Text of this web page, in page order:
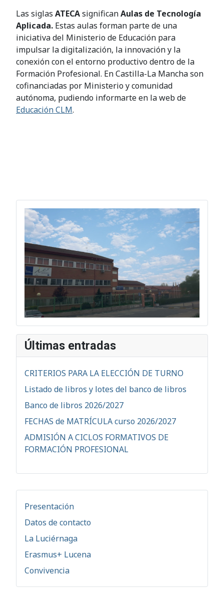
Presentación
Datos de contacto
La Luciérnaga
Erasmus+ Lucena
Convivencia
Las siglas ATECAsignificanAulas de Tecnología
Aplicada. Estas aulas forman parte de una
iniciativa del Ministerio de Educación para
impulsar la digitalización, la innovación y la
conexión con el entorno productivo dentro de la
Formación Profesional. En Castilla-La Mancha son
cofinanciadas por Ministerio y comunidad
autónoma, pudiendo informarte en la web de
Educación CLM.
Últimas entradas
CRITERIOS PARA LA ELECCIÓN DE TURNO
Listado de libros y lotes del banco de libros
Banco de libros 2026/2027
FECHAS de MATRÍCULA curso 2026/2027
ADMISIÓN A CICLOS FORMATIVOS DE
FORMACIÓN PROFESIONAL